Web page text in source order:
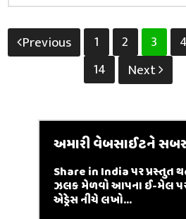
Posts
pagination
Previous 1 2 3 4
14
Next
અમારી વેબસાઈટને
Share in India પર પ્રસ્તુત
ઝલક મેળવો આપના ઈ-મેલ
એડ્રેસ નીચે લખો...